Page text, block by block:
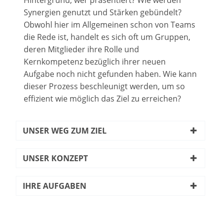
Synergien genutzt und Stärken gebündelt?
Obwohl hier im Allgemeinen schon von Teams
die Rede ist, handelt es sich oft um Gruppen,
deren Mitglieder ihre Rolle und
Kernkompetenz bezüglich ihrer neuen
Aufgabe noch nicht gefunden haben. Wie kann
dieser Prozess beschleunigt werden, um so
effizient wie möglich das Ziel zu erreichen?
UNSER WEG ZUM ZIEL
UNSER KONZEPT
IHRE AUFGABEN